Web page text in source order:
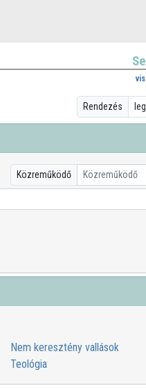
Rendezés
Közreműködő Közreműködő
Nem keresztény vallások
Teológia